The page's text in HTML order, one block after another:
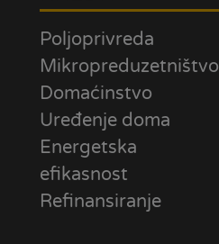
Poljoprivreda
Mikropreduzetništvo
Domaćinstvo
Uređenje doma
Energetska
efikasnost
Refinansiranje